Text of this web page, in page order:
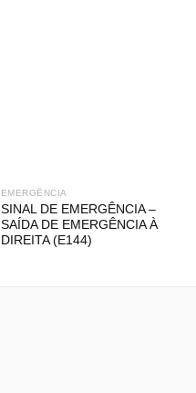
EMERGÊNCIA
SINAL DE EMERGÊNCIA –
SAÍDA DE EMERGÊNCIA À
DIREITA (E144)